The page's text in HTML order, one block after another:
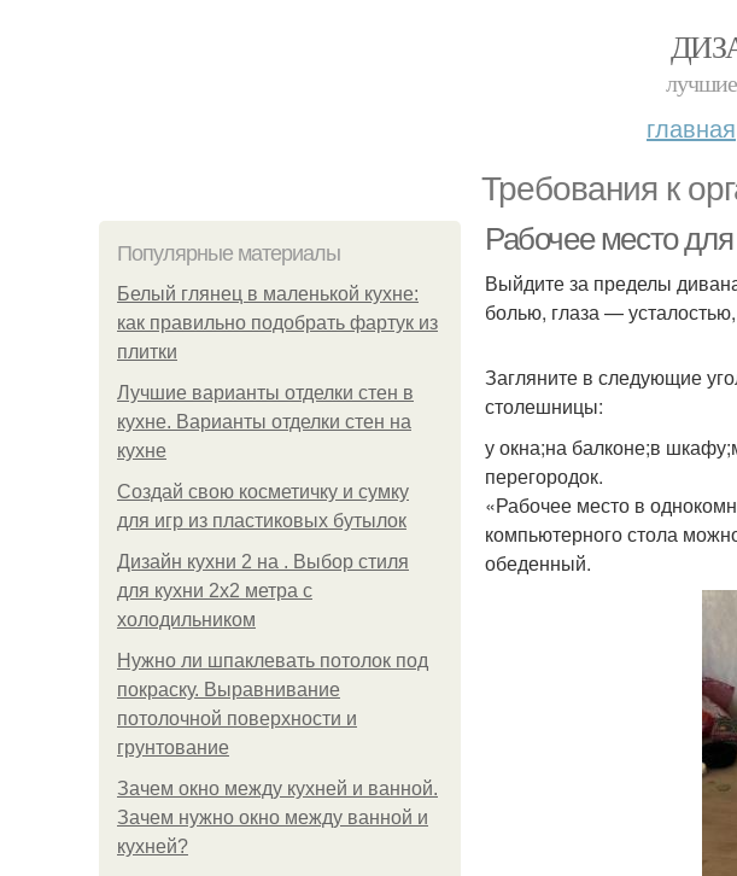
главная
Требования к
Популярные материалы
Белый глянец в маленькой кухне:
как правильно подобрать фартук из
плитки
Лучшие варианты отделки стен в
кухне. Варианты отделки стен на
кухне
Создай свою косметичку и сумку
для игр из пластиковых бутылок
Дизайн кухни 2 на . Выбор стиля
для кухни 2х2 метра с
холодильником
Нужно ли шпаклевать потолок под
покраску. Выравнивание
потолочной поверхности и
грунтование
Зачем окно между кухней и ванной.
Зачем нужно окно между ванной и
кухней?
Рабочее место
Выйдите за пределы
болью, глаза —
Загляните в следующие
столешницы:
у окна;на балконе;в
перегородок.
«Рабочее место в
компьютерного стола
обеденный.